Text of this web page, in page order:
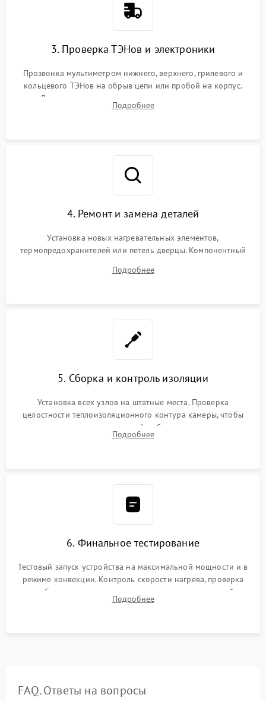
3. Проверка ТЭНов и электроники
Прозвонка мультиметром нижнего, верхнего, грилевого и
кольцевого ТЭНов на обрыв цепи или пробой на корпус.
Диагностика термостата, датчиков температуры,
переключателя режимов и мотора конвекции.
Подробнее
4. Ремонт и замена деталей
Установка новых нагревательных элементов,
термопредохранителей или петель дверцы. Компонентный
выгоревших реле, восстановление контактов и замена
Подробнее
5. Сборка и контроль изоляции
Установка всех узлов на штатные места. Проверка
целостности теплоизоляционного контура камеры, чтобы
исключить перегрев кухонной мебели и потерю тепла.
Надежная фиксация клемм и сборка корпуса шкафа.
Подробнее
6. Финальное тестирование
Тестовый запуск устройства на максимальной мощности и в
режиме конвекции. Контроль скорости нагрева, проверка
срабатывания термостата при достижении заданной
температуры и тест на отсутствие утечек тока.
Подробнее
FAQ. Ответы на вопросы